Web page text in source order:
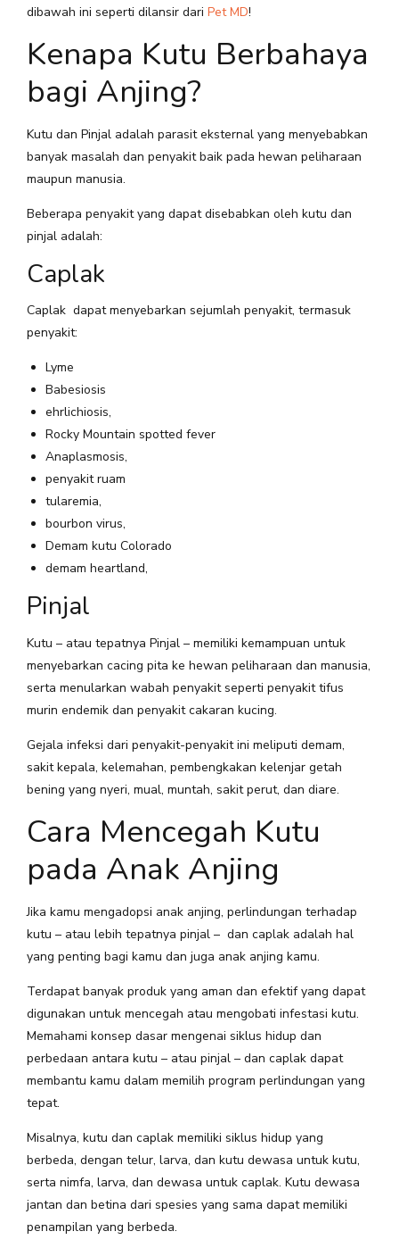
dibawah ini seperti dilansir dari Pet MD!
Kenapa Kutu Berbahaya
bagi Anjing?
Kutu dan Pinjal adalah parasit eksternal yang menyebabkan
banyak masalah dan penyakit baik pada hewan peliharaan
maupun manusia.
Beberapa penyakit yang dapat disebabkan oleh kutu dan
pinjal adalah:
Caplak
Caplak dapat menyebarkan sejumlah penyakit, termasuk
penyakit:
Lyme
Babesiosis
ehrlichiosis,
Rocky Mountain spotted fever
Anaplasmosis,
penyakit ruam
tularemia,
bourbon virus,
Demam kutu Colorado
demam heartland,
Pinjal
Kutu – atau tepatnya Pinjal – memiliki kemampuan untuk
menyebarkan cacing pita ke hewan peliharaan dan manusia,
serta menularkan wabah penyakit seperti penyakit tifus
murin endemik dan penyakit cakaran kucing.
Gejala infeksi dari penyakit-penyakit ini meliputi demam,
sakit kepala, kelemahan, pembengkakan kelenjar getah
bening yang nyeri, mual, muntah, sakit perut, dan diare.
Cara Mencegah Kutu
pada Anak Anjing
Jika kamu mengadopsi anak anjing, perlindungan terhadap
kutu – atau lebih tepatnya pinjal – dan caplak adalah hal
yang penting bagi kamu dan juga anak anjing kamu.
Terdapat banyak produk yang aman dan efektif yang dapat
digunakan untuk mencegah atau mengobati infestasi kutu.
Memahami konsep dasar mengenai siklus hidup dan
perbedaan antara kutu – atau pinjal – dan caplak dapat
membantu kamu dalam memilih program perlindungan yang
tepat.
Misalnya, kutu dan caplak memiliki siklus hidup yang
berbeda, dengan telur, larva, dan kutu dewasa untuk kutu,
serta nimfa, larva, dan dewasa untuk caplak. Kutu dewasa
jantan dan betina dari spesies yang sama dapat memiliki
penampilan yang berbeda.